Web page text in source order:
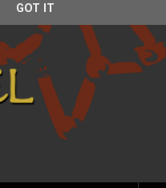
GOT IT